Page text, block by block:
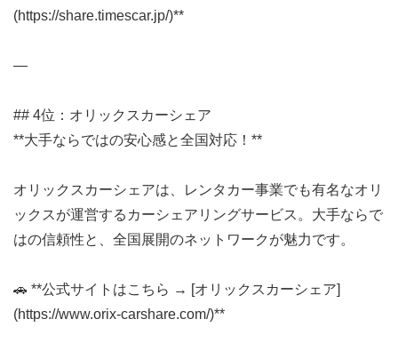
(https://share.timescar.jp/)**
—
## 4位：オリックスカーシェア
**大手ならではの安心感と全国対応！**
オリックスカーシェアは、レンタカー事業でも有名なオリ
ックスが運営するカーシェアリングサービス。大手ならで
はの信頼性と、全国展開のネットワークが魅力です。
🚗 **公式サイトはこちら → [オリックスカーシェア]
(https://www.orix-carshare.com/)**